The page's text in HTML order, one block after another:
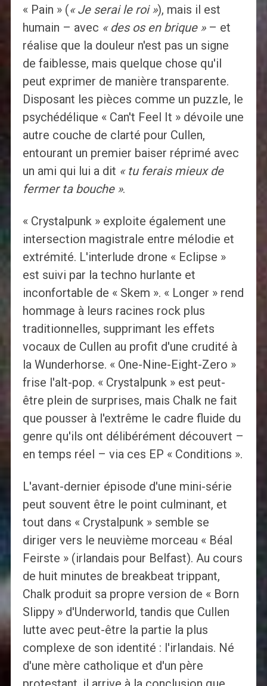
« Pain » (« Je serai le roi »), mais il est
humain – avec « des os en brique »– et
réalise que la douleur n'est pas un signe
de faiblesse, mais quelque chose qu'il
peut exprimer de manière transparente.
Disposant les pièces comme un puzzle, le
psychédélique « Can't Feel It » dévoile une
autre couche de clarté pour Cullen,
entourant un premier baiser réprimé avec
un ami qui lui a dit « tu ferais mieux de
fermer ta bouche ».
« Crystalpunk » exploite également une
intersection magistrale entre mélodie et
extrémité. L'interlude drone « Eclipse »
est suivi par la techno hurlante et
inconfortable de « Skem ». « Longer » rend
hommage à leurs racines rock plus
traditionnelles, supprimant les effets
vocaux de Cullen au profit d'une crudité à
la Wunderhorse. « One-Nine-Eight-Zero »
frise l'alt-pop. « Crystalpunk » est peut-
être plein de surprises, mais Chalk ne fait
que pousser à l'extrême le cadre fluide du
genre qu'ils ont délibérément découvert –
en temps réel – via ces EP « Conditions ».
L'avant-dernier épisode d'une mini-série
peut souvent être le point culminant, et
tout dans « Crystalpunk » semble se
diriger vers le neuvième morceau « Béal
Feirste » (irlandais pour Belfast). Au cours
de huit minutes de breakbeat trippant,
Chalk produit sa propre version de « Born
Slippy » d'Underworld, tandis que Cullen
lutte avec peut-être la partie la plus
complexe de son identité : l'irlandais. Né
d'une mère catholique et d'un père